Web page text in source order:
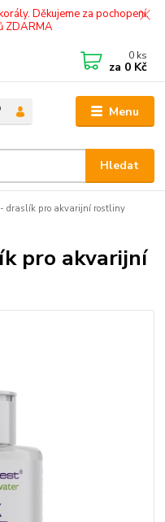
Děkujeme za pochopení.
ZDARMA
Menu
Hledat
0 ks
za 0 Kč
- draslík pro akvarijní rostliny
pro akvarijní